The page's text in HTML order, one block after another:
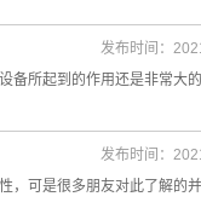
所起到的作用还是非常大
发布时间：
可是很多朋友对此了解的
发布时间：